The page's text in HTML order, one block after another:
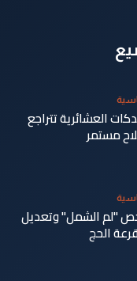
العشائرية تتراجع
مستمر
"لم الشمل" وتعديل
الحج